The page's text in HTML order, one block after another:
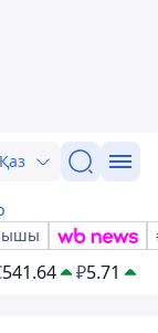
Қаз
541.64 ₽5.71